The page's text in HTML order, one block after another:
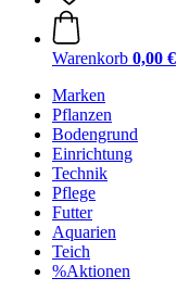
Warenkorb 0,00 €
Marken
Pflanzen
Bodengrund
Einrichtung
Technik
Pflege
Futter
Aquarien
Teich
%Aktionen